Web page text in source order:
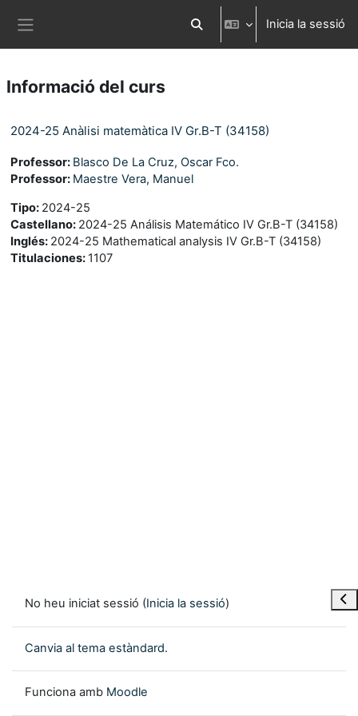
Commuta l'entrada de la cerca
Inicia la sessió
Informació del curs
2024-25 Anàlisi matemàtica IV Gr.B-T (34158)
Professor: Blasco De La Cruz, Oscar Fco.
Professor: Maestre Vera, Manuel
Tipo: 2024-25
Castellano: 2024-25 Análisis Matemático IV Gr.B-T (34158)
Inglés: 2024-25 Mathematical analysis IV Gr.B-T (34158)
Titulaciones: 1107
No heu iniciat sessió (Inicia la sessió)
Canvia al tema estàndard.
Funciona amb Moodle